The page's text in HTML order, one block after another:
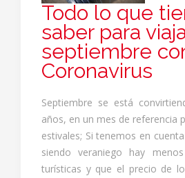
Todo lo que
saber para
septiembre
Coronavirus
Septiembre se está
años, en un mes de referencia
estivales; Si tenemos en
siendo veraniego hay
turísticas y que el precio de